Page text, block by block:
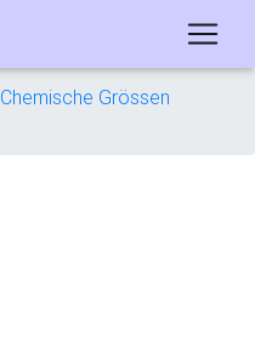
Chemische Grössen